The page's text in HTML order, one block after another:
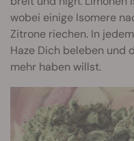
wobei einige Isomere
Zitrone riechen. In
Haze Dich beleben und
mehr haben willst.